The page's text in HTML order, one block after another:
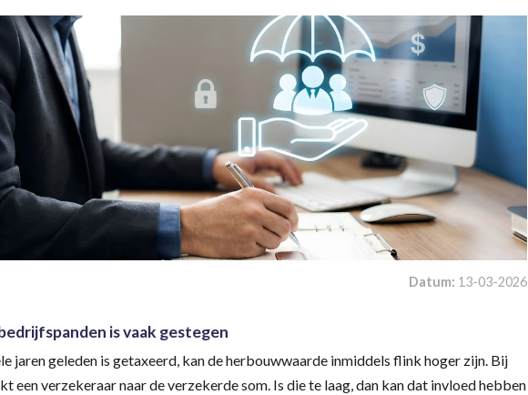
Datum: 13-03-2026
is vaak gestegen
jaren geleden is getaxeerd, kan de herbouwwaarde inmiddels flink hoger zijn. Bij
een verzekeraar naar de verzekerde som. Is die te laag, dan kan dat invloed hebben